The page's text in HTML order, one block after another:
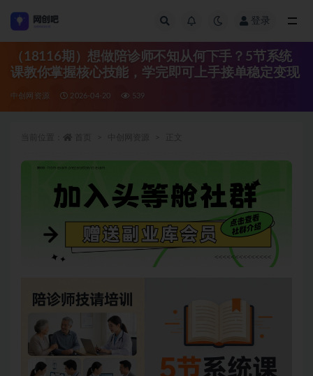
登录
（18116期）想做陪诊师不知从何下手？5节系统
课教你掌握核心技能，学完即可上手接单稳定变现
中创网资源 2026-04-20 539